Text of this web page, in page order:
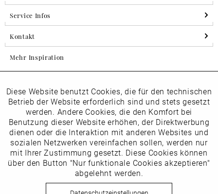
Service Infos
Kontakt
Mehr Inspiration
Folgen Sie uns auf Instagram
horsch_schuhe
Newsletter
Datenschutzbestimmungenhabe ich zur Kenntnis
Funktionale Aktiv
Marketing Inaktiv
Tracking Inaktiv
Inaktiv
Diese Website benutzt Cookies, die für den technischen
Betrieb der Website erforderlich sind und stets gesetzt
werden. Andere Cookies, die den Komfort bei
Benutzung dieser Website erhöhen, der Direktwerbung
dienen oder die Interaktion mit anderen Websites und
sozialen Netzwerken vereinfachen sollen, werden nur
mit Ihrer Zustimmung gesetzt. Diese Cookies können
über den Button "Nur funktionale Cookies akzeptieren"
abgelehnt werden.